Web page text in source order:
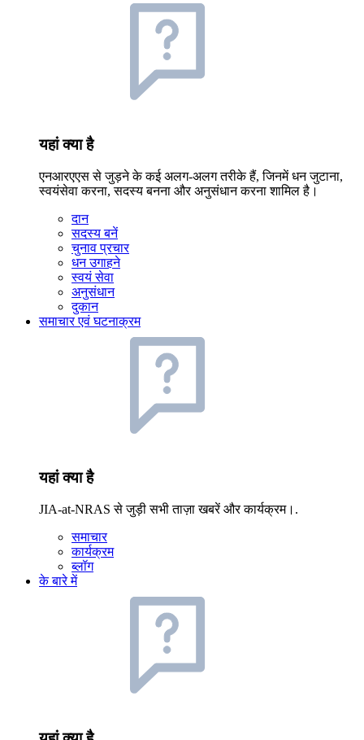
यहां क्या है
एनआरएएस से जुड़ने के कई अलग-अलग तरीके हैं, जिनमें धन जुटाना,
स्वयंसेवा करना, सदस्य बनना और अनुसंधान करना शामिल है।
दान
सदस्य बनें
चुनाव प्रचार
धन उगाहने
स्वयं सेवा
अनुसंधान
दुकान
समाचार एवं घटनाक्रम
यहां क्या है
JIA-at-NRAS से जुड़ी सभी ताज़ा खबरें और कार्यक्रम।.
समाचार
कार्यक्रम
ब्लॉग
के बारे में